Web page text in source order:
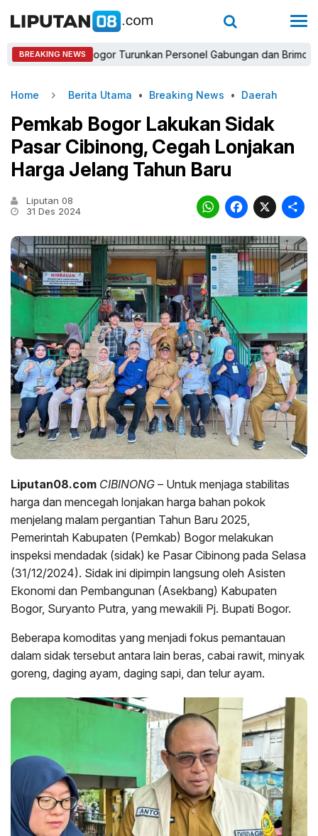
BREAKING NEWS
Bogor Turunkan Personel Gabungan dan Brimob,
Home Berita Utama • Breaking News • Daerah
Pemkab Bogor Lakukan Sidak
Pasar Cibinong, Cegah Lonjakan
Harga Jelang Tahun Baru
Liputan 08
31 Des 2024
X
Liputan08.com CIBINONG – Untuk menjaga stabilitas
harga dan mencegah lonjakan harga bahan pokok
menjelang malam pergantian Tahun Baru 2025,
Pemerintah Kabupaten (Pemkab) Bogor melakukan
inspeksi mendadak (sidak) ke Pasar Cibinong pada Selasa
(31/12/2024). Sidak ini dipimpin langsung oleh Asisten
Ekonomi dan Pembangunan (Asekbang) Kabupaten
Bogor, Suryanto Putra, yang mewakili Pj. Bupati Bogor.
Beberapa komoditas yang menjadi fokus pemantauan
dalam sidak tersebut antara lain beras, cabai rawit, minyak
goreng, daging ayam, daging sapi, dan telur ayam.